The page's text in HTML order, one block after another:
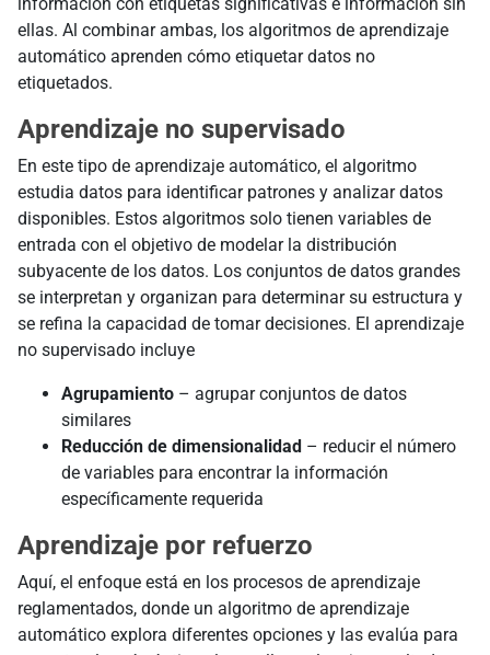
ellas. Al combinar ambas, los algoritmos de aprendizaje
automático aprenden cómo etiquetar datos no
etiquetados.
Aprendizaje no supervisado
En este tipo de aprendizaje automático, el algoritmo
estudia datos para identificar patrones y analizar datos
disponibles. Estos algoritmos solo tienen variables de
entrada con el objetivo de modelar la distribución
subyacente de los datos. Los conjuntos de datos grandes
se interpretan y organizan para determinar su estructura y
se refina la capacidad de tomar decisiones. El aprendizaje
no supervisado incluye
Agrupamiento – agrupar conjuntos de datos
similares
Reducción de dimensionalidad – reducir el número
de variables para encontrar la información
específicamente requerida
Aprendizaje por refuerzo
Aquí, el enfoque está en los procesos de aprendizaje
reglamentados, donde un algoritmo de aprendizaje
automático explora diferentes opciones y las evalúa para